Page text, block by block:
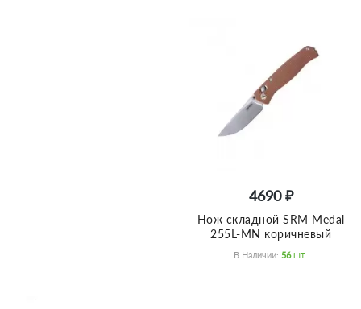
4690 ₽
Нож складной SRM Medal
255L-MN коричневый
В Наличии: 56 Шт.